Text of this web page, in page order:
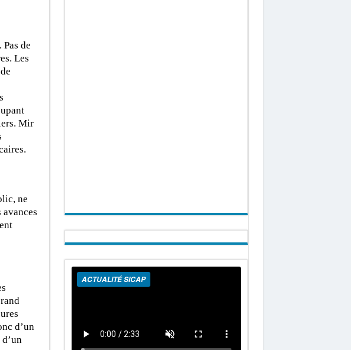
de
Les
Mir
ne
d’un
ACTUALITÉ SICAP